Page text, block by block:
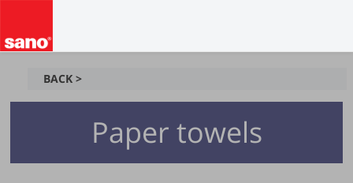
BACK >
Paper towels